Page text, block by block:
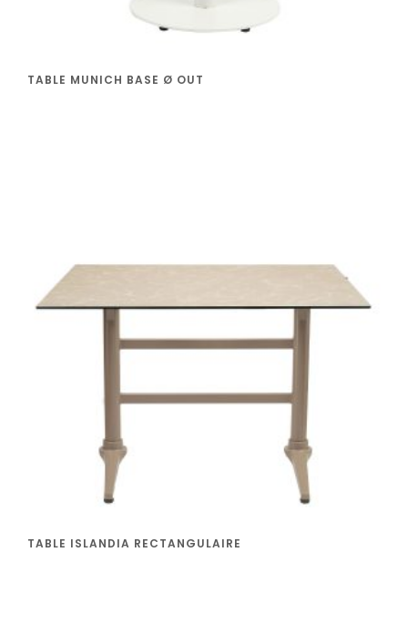
TABLE MUNICH BASE Ø OUT
TABLE ISLANDIA RECTANGULAIRE